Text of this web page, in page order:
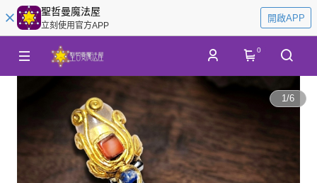
聖哲曼魔法屋
立刻使用官方APP
開啟APP
0
1/6